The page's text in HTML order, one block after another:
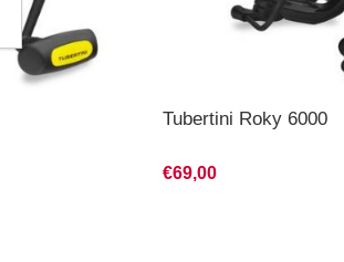
Tubertini Roky 6000
€69,00